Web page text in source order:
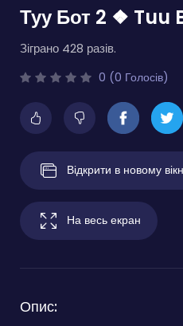
Туу Бот 2 ❖ Tuu
Зіграно 428 разів.
0 (0 Голосів)
Відкрити в новому
На весь екран
Опис: